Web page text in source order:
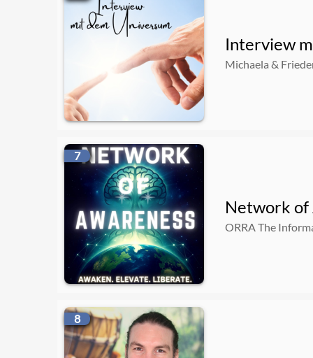
Interview
Michaela &
7
Network of
ORRA The
8